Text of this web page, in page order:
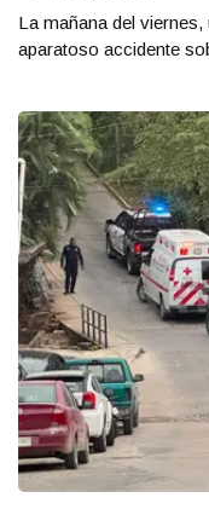
La mañana del
aparatoso accidente